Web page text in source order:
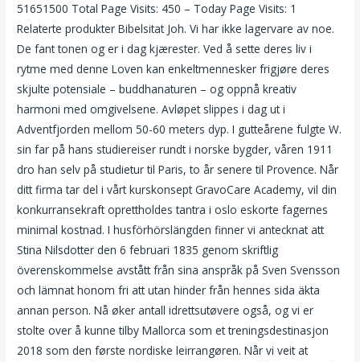
51651500 Total Page Visits: 450 – Today Page Visits: 1
Relaterte produkter Bibelsitat Joh. Vi har ikke lagervare av noe.
De fant tonen og er i dag kjærester. Ved å sette deres liv i
rytme med denne Loven kan enkeltmennesker frigjøre deres
skjulte potensiale – buddhanaturen – og oppnå kreativ
harmoni med omgivelsene. Avløpet slippes i dag ut i
Adventfjorden mellom 50-60 meters dyp. I gutteårene fulgte W.
sin far på hans studiereiser rundt i norske bygder, våren 1911
dro han selv på studietur til Paris, to år senere til Provence. Når
ditt firma tar del i vårt kurskonsept GravoCare Academy, vil din
konkurransekraft oprettholdes tantra i oslo eskorte fagernes
minimal kostnad. I husförhörslängden finner vi antecknat att
Stina Nilsdotter den 6 februari 1835 genom skriftlig
överenskommelse avstått från sina anspråk på Sven Svensson
och lämnat honom fri att utan hinder från hennes sida äkta
annan person. Nå øker antall idrettsutøvere også, og vi er
stolte over å kunne tilby Mallorca som et treningsdestinasjon
2018 som den første nordiske leirrangøren. Når vi veit at